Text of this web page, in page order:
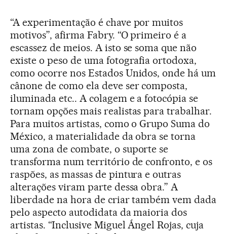
“A experimentação é chave por muitos
motivos”, afirma Fabry. “O primeiro é a
escassez de meios. A isto se soma que não
existe o peso de uma fotografia ortodoxa,
como ocorre nos Estados Unidos, onde há um
cânone de como ela deve ser composta,
iluminada etc.. A colagem e a fotocópia se
tornam opções mais realistas para trabalhar.
Para muitos artistas, como o Grupo Suma do
México, a materialidade da obra se torna
uma zona de combate, o suporte se
transforma num território de confronto, e os
raspões, as massas de pintura e outras
alterações viram parte dessa obra.” A
liberdade na hora de criar também vem dada
pelo aspecto autodidata da maioria dos
artistas. “Inclusive Miguel Ángel Rojas, cuja